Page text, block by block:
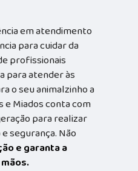
em atendimento
para cuidar da
profissionais
para atender às
o seu animalzinho a
e Miados conta com
para realizar
segurança. Não
e garanta a